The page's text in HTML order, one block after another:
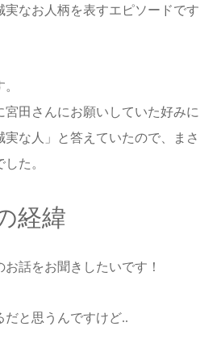
実なお人柄を表すエピソードです
宮田さんにお願いしていた好みに
実な人」と答えていたので、まさ
た。
経緯
話をお聞きしたいです！
だと思うんですけど..